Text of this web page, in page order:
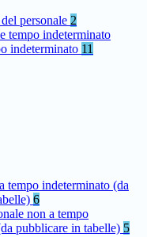
personale 2
tempo indeterminato
indeterminato 11
tempo indeterminato (da
6
non a tempo
pubblicare in tabelle) 5